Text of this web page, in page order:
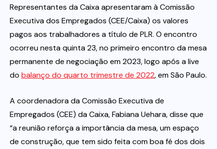
Itau
Financeiras e Cooperativas
Representantes da Caixa apresentaram à Comissão
Executiva dos Empregados (CEE/Caixa) os valores
pagos aos trabalhadores a título de PLR. O encontro
ocorreu nesta quinta 23, no primeiro encontro da mesa
permanente de negociação em 2023, logo após a live
do balanço do quarto trimestre de 2022, em São Paulo.
A coordenadora da Comissão Executiva de
Empregados (CEE) da Caixa, Fabiana Uehara, disse que
“a reunião reforça a importância da mesa, um espaço
de construção, que tem sido feita com boa fé dos dois